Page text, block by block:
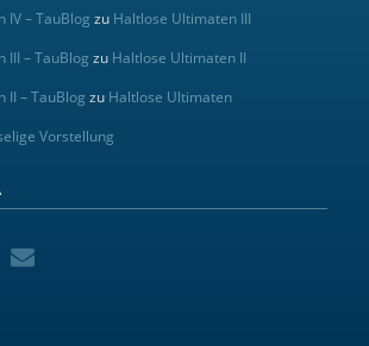
IV – TauBlog zu Haltlose Ultimaten III
III – TauBlog zu Haltlose Ultimaten II
II – TauBlog zu Haltlose Ultimaten
Vorstellung